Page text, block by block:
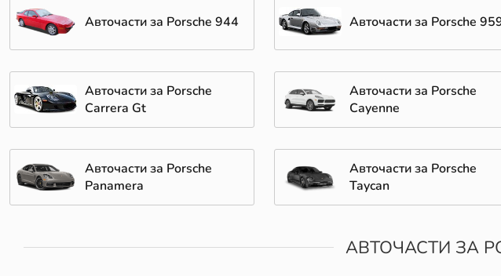
Авточасти за Porsche 944 Авточасти за Porsche
Авточасти за Porsche
Carrera Gt
Авточасти за Porsche
Cayenne
Авточасти за Porsche
Panamera
Авточасти за Porsche
Taycan
АВТОЧАСТИ ЗА